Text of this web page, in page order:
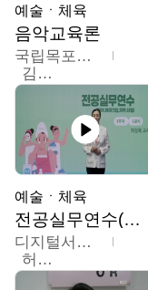
예술ㆍ체육
음악교육론
국립목포대학교
김신영
예술ㆍ체육
전공실무연수(헤어,메이크업,피부,네일)
디지털서울문화예술대학교
허정록